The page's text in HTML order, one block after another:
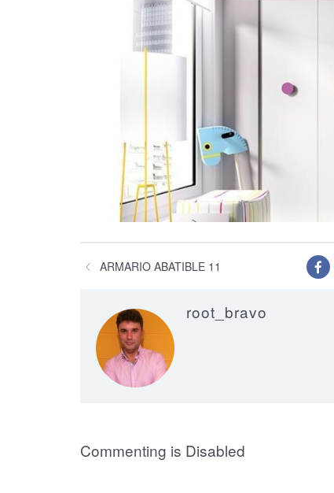
ARMARIO ABATIBLE 11
root_bravo
Commenting is Disabled